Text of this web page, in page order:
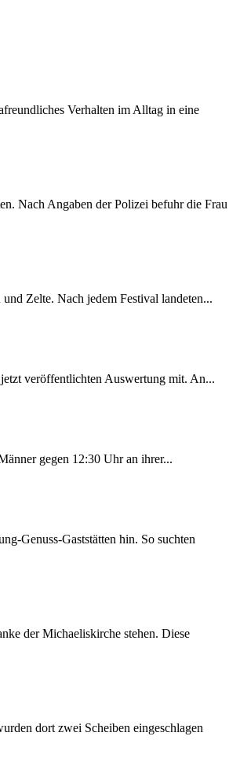
Verhalten im Alltag in eine
Nach Angaben der Polizei befuhr die Frau
Zelte. Nach jedem Festival landeten...
veröffentlichten Auswertung mit. An...
gegen 12:30 Uhr an ihrer...
Genuss-Gaststätten hin. So suchten
der Michaeliskirche stehen. Diese
dort zwei Scheiben eingeschlagen